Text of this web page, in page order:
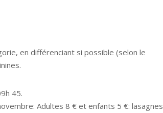
en différenciant si possible (selon le
45.
Adultes 8 € et enfants 5 €: lasagnes